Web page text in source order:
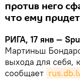
против него
что ему
РИГА, 17 янв —
Мартиньш
выхода для себя,
сообщает